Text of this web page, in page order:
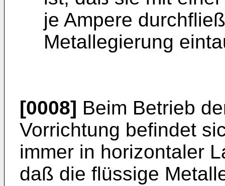
je Ampere
Metallegierung
[0008] Beim Betrieb
Vorrichtung befindet
immer in horizontaler
daß die flüssige